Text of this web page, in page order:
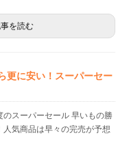
を読む
更に安い！スーパーセー
スーパーセール 早いもの勝
人気商品は早々の完売が予想